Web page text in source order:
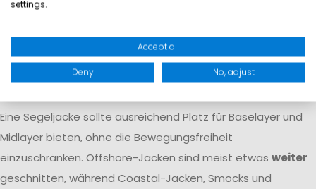
Atmungsaktivität dafür, dass Feuchtigkeit von innen nach
außen transportiert wird. Nur das Zusammenspiel beider
Eigenschaftengarantiert langfristigen Komfortauf dem
Eine Segeljacke sollte ausreichend Platz für Baselayer und
Midlayer bieten, ohne die Bewegungsfreiheit
einzuschränken. Offshore-Jacken sind meist etwas weiter
geschnitten, während Coastal-Jacken, Smocks und
settings.
Accept all
Deny No, adjust